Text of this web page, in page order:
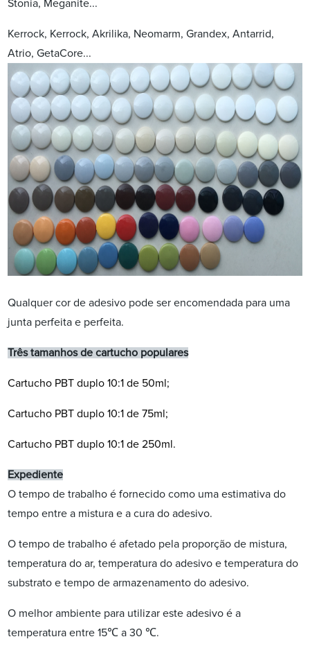
Stonia, Meganite...
Kerrock, Kerrock, Akrilika, Neomarm, Grandex, Antarrid,
Atrio, GetaCore...
Qualquer cor de adesivo pode ser encomendada para uma
junta perfeita e perfeita.
Três tamanhos de cartucho populares
Cartucho PBT duplo 10:1 de 50ml;
Cartucho PBT duplo 10:1 de 75ml;
Cartucho PBT duplo 10:1 de 250ml.
Expediente
O tempo de trabalho é fornecido como uma estimativa do
tempo entre a mistura e a cura do adesivo.
O tempo de trabalho é afetado pela proporção de mistura,
temperatura do ar, temperatura do adesivo e temperatura do
substrato e tempo de armazenamento do adesivo.
O melhor ambiente para utilizar este adesivo é a
temperatura entre 15℃ a 30 ℃.